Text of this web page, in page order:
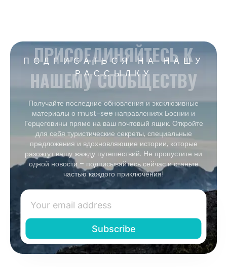
ПОДПИСАТЬСЯ НА НАШУ
РАССЫЛКУ
ПРИСОЕДИНЯЙТЕСЬ К
НАШЕМУ СООБЩЕСТВУ
Получайте последние обновления и эксклюзивные
материалы о must-see направлениях Боснии и
Герцеговины прямо на ваш почтовый ящик. Откройте
для себя туристические секреты, специальные
предложения и вдохновляющие истории, которые
разожгут вашу жажду путешествий. Не пропустите ни
одной новости – подписывайтесь сейчас и станьте
частью каждого приключения!